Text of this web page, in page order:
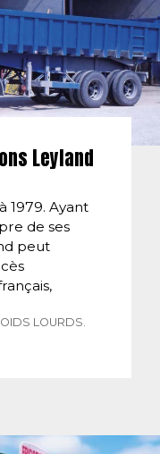
Leyland
1979. Ayant
de ses
peut
LOURDS.